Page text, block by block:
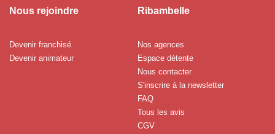
Nous rejoindre
Devenir franchisé
Devenir animateur
Ribambelle
Nos agences
Espace détente
Nous contacter
S'inscrire à la newsletter
FAQ
Tous les avis
CGV